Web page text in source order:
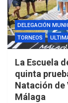
DELEGACIÓN
TORNEOS
La Escuela
quinta
Natación de
Málaga